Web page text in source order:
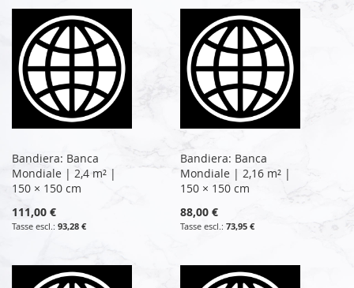
Bandiera: Banca
Mondiale | 2,4 m² |
150 × 150 cm
111,00 €
93,28 €
Bandiera: Banca
Mondiale | 2,16 m² |
150 × 150 cm
88,00 €
73,95 €